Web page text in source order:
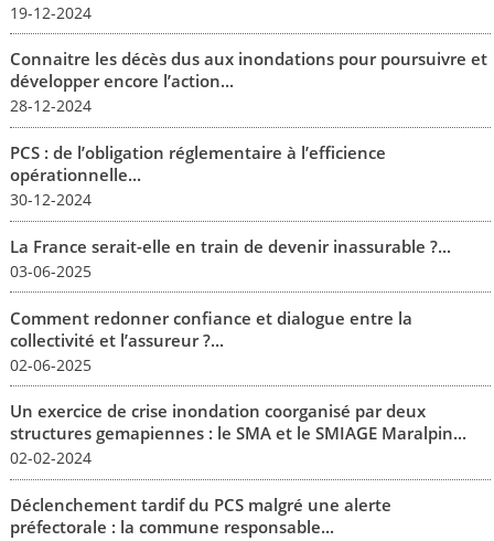
19-12-2024
Connaitre les décès dus aux inondations pour poursuivre et
développer encore l’action...
28-12-2024
PCS : de l’obligation réglementaire à l’efficience
opérationnelle...
30-12-2024
La France serait-elle en train de devenir inassurable ?...
03-06-2025
Comment redonner confiance et dialogue entre la
collectivité et l’assureur ?...
02-06-2025
Un exercice de crise inondation coorganisé par deux
structures gemapiennes : le SMA et le SMIAGE Maralpin...
02-02-2024
Déclenchement tardif du PCS malgré une alerte
préfectorale : la commune responsable...